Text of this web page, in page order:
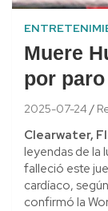
Muere
por
2025-07-24
Clearwater,
leyendas de la
falleció este
cardíaco,
confirmó la